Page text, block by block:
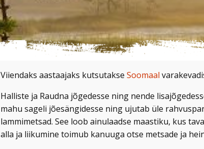
Viiendaks aastaajaks kutsutakse Soomaal
Halliste ja Raudna jõgedesse ning nende
mahu sageli jõesängidesse ning ujutab üle
lammimetsad. See loob ainulaadse maastiku, kus
alla ja liikumine toimub kanuuga otse metsade ja